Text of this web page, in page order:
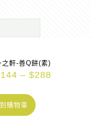
之軒-善Q餅(素)
144 – $288
購物車